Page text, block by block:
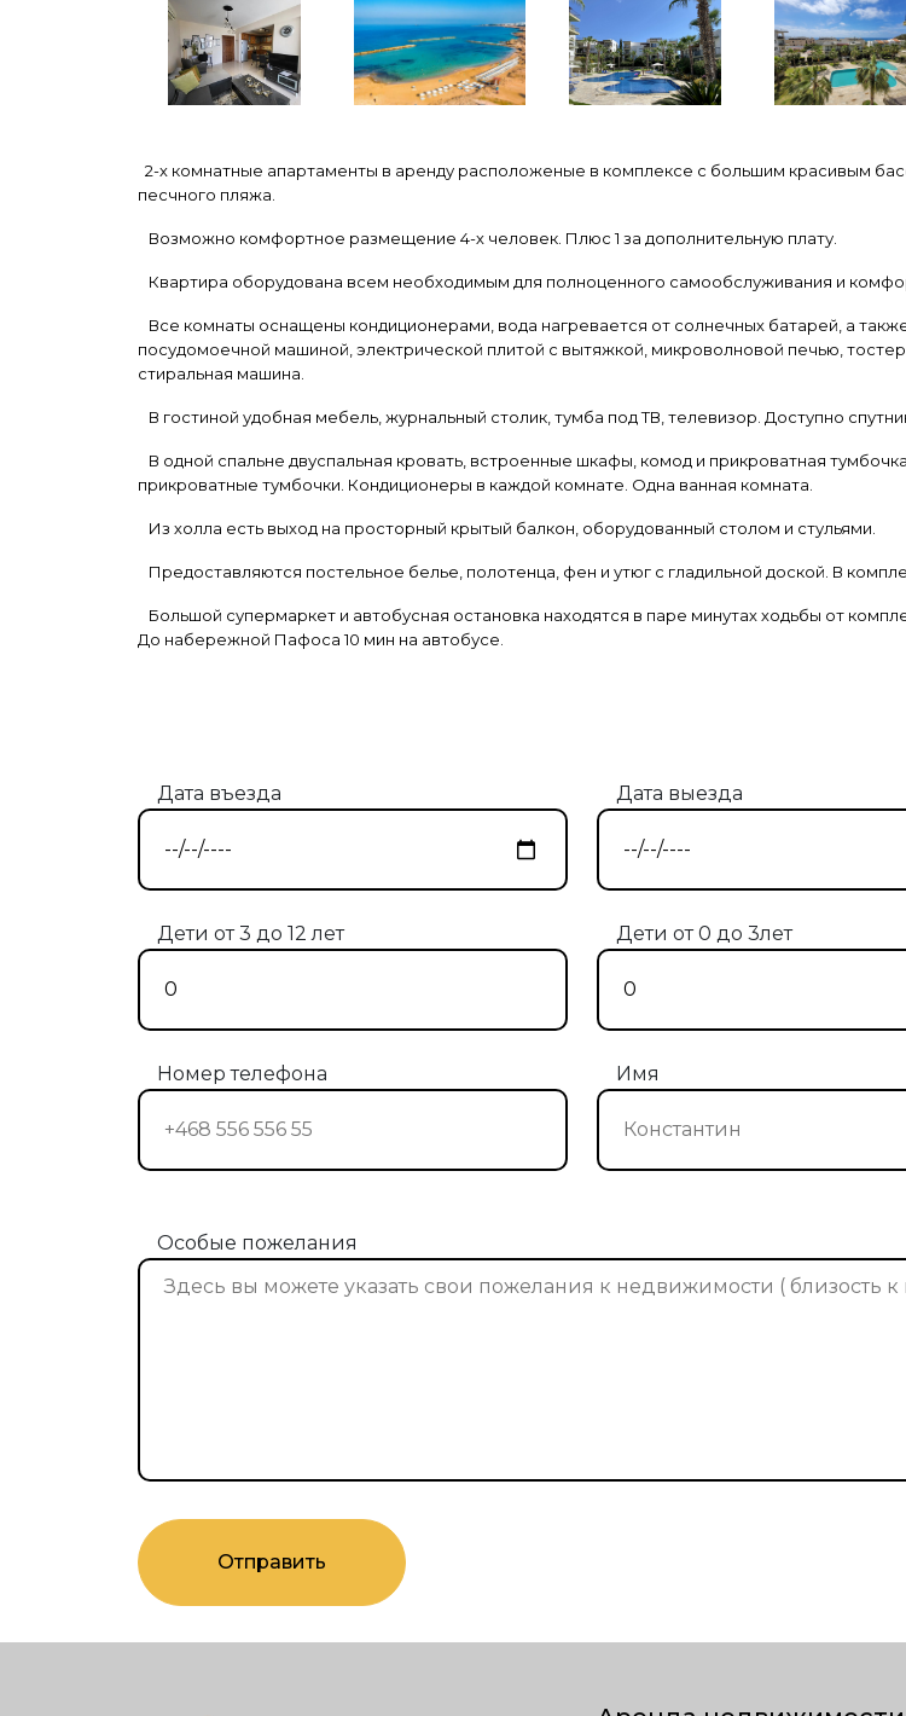
2-х комнатные апартаменты в аренду расположеные в комплексе с большим красивым
песчного пляжа.
Возможно комфортное размещение 4-х человек. Плюс 1 за дополнительную плату.
Квартира оборудована всем необходимым для полноценного самообслуживания и
Все комнаты оснащены кондиционерами, вода нагревается от солнечных батарей, а
посудомоечной машиной, электрической плитой с вытяжкой, микроволновой печью,
стиральная машина.
В гостиной удобная мебель, журнальный столик, тумба под ТВ, телевизор. Доступно
В одной спальне двуспальная кровать, встроенные шкафы, комод и прикроватная
прикроватные тумбочки. Кондиционеры в каждой комнате. Одна ванная комната.
Из холла есть выход на просторный крытый балкон, оборудованный столом и стульями.
Предоставляются постельное белье, полотенца, фен и утюг с гладильной доской. В
Большой супермаркет и автобусная остановка находятся в паре минутах ходьбы от
До набережной Пафоса 10 мин на автобусе.
Дата въезда Дата выезда
Дети от 3 до 12 лет Дети от 0 до 3лет
Номер телефона Имя
Особые пожелания
Отправить